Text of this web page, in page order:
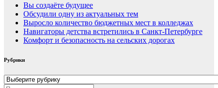
Вы создаёте будущее
Обсудили одну из актуальных тем
Выросло количество бюджетных мест в колледжах
Навигаторы детства встретились в Санкт-Петербурге
Комфорт и безопасность на сельских дорогах
Рубрики
Рубрики